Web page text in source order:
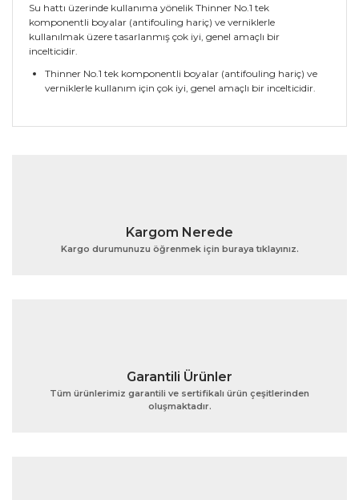
Su hattı üzerinde kullanıma yönelik Thinner No.1 tek
komponentli boyalar (antifouling hariç) ve verniklerle
kullanılmak üzere tasarlanmış çok iyi, genel amaçlı bir
incelticidir.
Thinner No.1 tek komponentli boyalar (antifouling hariç) ve
verniklerle kullanım için çok iyi, genel amaçlı bir incelticidir.
Bu ürünün fiyat bilgisi, resim, ürün açıklamalarında ve
Ürün açıklamasında eksik bilgiler bulunuyor.
Gönder
Kargom Nerede
Kargo durumunuzu öğrenmek için buraya tıklayınız.
Garantili Ürünler
Tüm ürünlerimiz garantili ve sertifikalı ürün çeşitlerinden
oluşmaktadır.